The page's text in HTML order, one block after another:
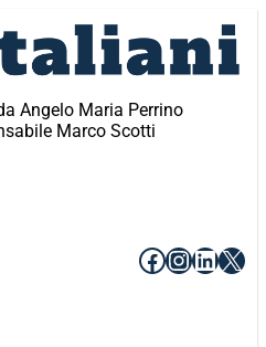
Angelo Maria Perrino
Marco Scotti
Facebook
X